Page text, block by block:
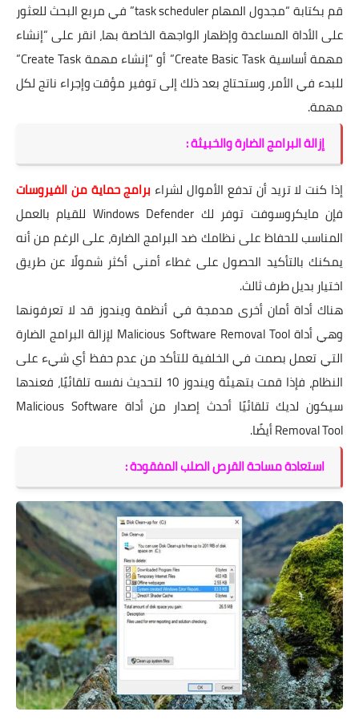
قم بكتابة “مجدول المهام task scheduler” في مربع البحث للعثور
على الأداة المساعدة وإظهار الواجهة الخاصة بها، انقر على “إنشاء
مهمة أساسية Create Basic Task” أو “إنشاء مهمة Create Task”
للبدء في الأمر، وستحتاج بعد ذلك إلى توفير مؤقت وإجراء ناتج لكل
مهمة.
إزالة البرامج الضارة والخبيثة :
إذا كنت لا تريد أن تدفع الأموال لشراء برامج حماية من الفيروسات
فإن مايكروسوفت توفر لك Windows Defender للقيام بالعمل
المناسب للحفاظ على نظامك ضد البرامج الضارة، على الرغم من أنه
يمكنك بالتأكيد الحصول على غطاء أمني أكثر شمولًا عن طريق
اختيار بديل طرف ثالث.
هناك أداة أمان أخرى مدمجة في أنظمة ويندوز قد لا تعرفونها
وهي أداة Malicious Software Removal Tool لإزالة البرامج الضارة
التي تعمل بصمت في الخلفية للتأكد من عدم حفظ أي شيء على
النظام، فإذا قمت بتهيئة ويندوز 10 لتحديث نفسه تلقائيًا، فعندها
سيكون لديك تلقائيًا أحدث إصدار من أداة Malicious Software
Removal Tool أيضًا.
استعادة مساحة القرص الصلب المفقودة :